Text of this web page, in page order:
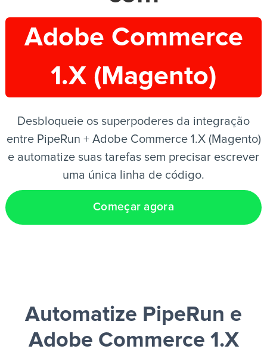
PT
Adobe Commerce
1.X (Magento)
Desbloqueie os superpoderes da integração
entre PipeRun + Adobe Commerce 1.X (Magento)
e automatize suas tarefas sem precisar escrever
uma única linha de código.
Começar agora
Automatize PipeRun e
Adobe Commerce 1.X